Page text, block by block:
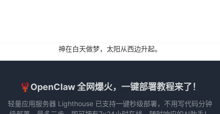
神在白天做梦，太阳从西边升起。
🦞OpenClaw 全网爆火，一键部署教程来了！
轻量应用服务器 Lighthouse 已支持一键秒级部署，不用写代码分钟